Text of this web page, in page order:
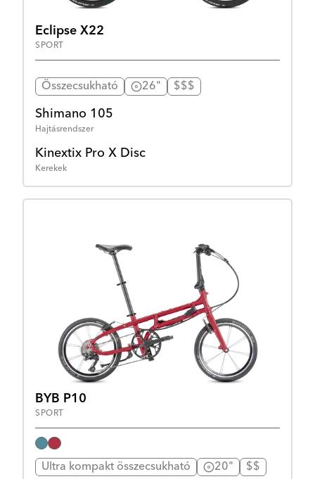
Eclipse X22
SPORT
Összecsukható 26" $$$
Shimano 105
Hajtásrendszer
Kinextix Pro X Disc
Kerekek
BYB P10
SPORT
Ultra kompakt összecsukható 20" $$